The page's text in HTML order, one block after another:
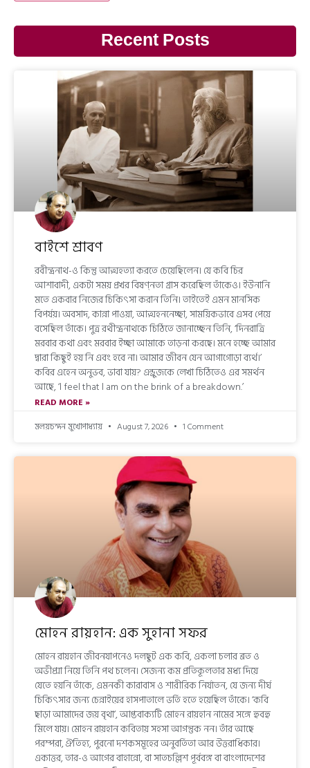
Recent Posts
বাইশে শ্রাবণ
রবীন্দ্রনাথ-ও কিন্তু আত্মহত্যা করতে চেয়েছিলেন। যে কবি চির
আশাবাদী, একটা সময় প্রখর বিষণ্নতা গ্রাস করেছিল তাঁকেও। ইউনানি
মতে একবার নিজের চিকিৎসা করান তিনি। তাইতেই এমন মানসিক
বিপর্যয়। অবসাদ, কান্না পাওয়া, আত্মহননেচ্ছা, সাময়িকভাবে এসব পেয়ে
বসেছিল তাঁকে। পুত্র রথীন্দ্রনাথকে চিঠিতে জানাচ্ছেন তিনি, ‘দিনরাত্রি
মরবার কথা এবং মরবার ইচ্ছা আমাকে তাড়না করছে। মনে হচ্ছে আমার
দ্বারা কিছুই হয় নি এবং হবে না। আমার জীবন যেন আগাগোড়া ব্যর্থ।’
কবির এহেন অনুভব, ভাবা যায়? এন্ড্রুজকে লেখা চিঠিতেও এর সমর্থন
আছে, ‘l feel that l am on the brink of a breakdown.’
READ MORE »
মলয়চন্দন মুখোপাধ্যায়
August 7, 2026 1 Comment
মোহন রায়হান: এক সুহানা সফর
মোহন রায়হান জীবনযাপনেও দলছুট এক কবি, একলা চলার ব্রত ও
অভীপ্সা নিয়ে তিনি পথ চলেন। সেজন্য কম প্রতিকূলতার মধ্য দিয়ে
যেতে হয়নি তাঁকে, এমনকী কারাবাস ও শারীরিক নির্যাতন, যে জন্য দীর্ঘ
চিকিৎসার জন্য চেন্নাইয়ের হাসপাতালে ভর্তি হতে হয়েছিল তাঁকে। ‘কবি
ছাড়া আমাদের জয় বৃথা’, আপ্তবাক্যটি মোহন রায়হান নামের সঙ্গে হুবহু
মিলে যায়। মোহন রায়হান কবিতায় সহসা আগন্তুক নন। তাঁর আছে
পরম্পরা, ঐতিহ্য, পুরনো দশকসমূহের অনুবর্তিতা আর উত্তরাধিকার।
একাত্তর, তার-ও আগের বাহান্নো, বা সাতচল্লিশ পূর্ববঙ্গ বা বাংলাদেশের